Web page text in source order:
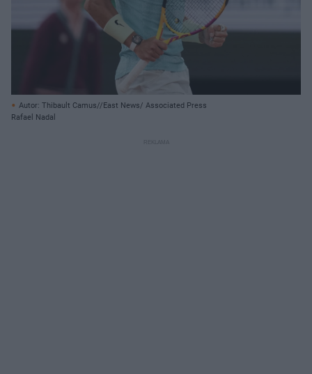
Autor: Thibault Camus//East News/ Associated Press
Rafael Nadal